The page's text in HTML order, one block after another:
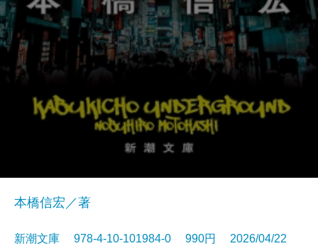
本橋信宏／著
新潮文庫 978-4-10-101984-0 990円 2026/04/22